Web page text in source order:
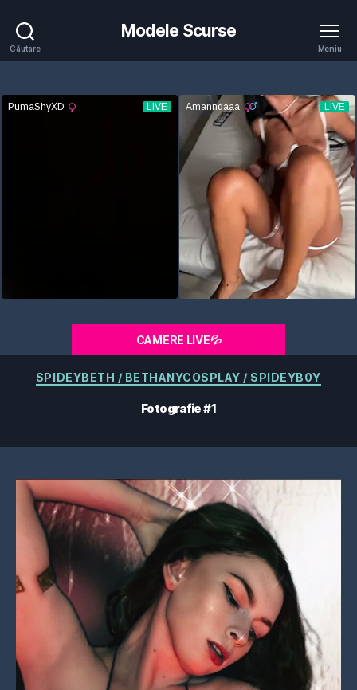
Căutare
Modele Scurse
Meniu
CAMERE LIVE💦
Categorii
SPIDEYBETH / BETHANYCOSPLAY / SPIDEYB0Y
Fotografie #1